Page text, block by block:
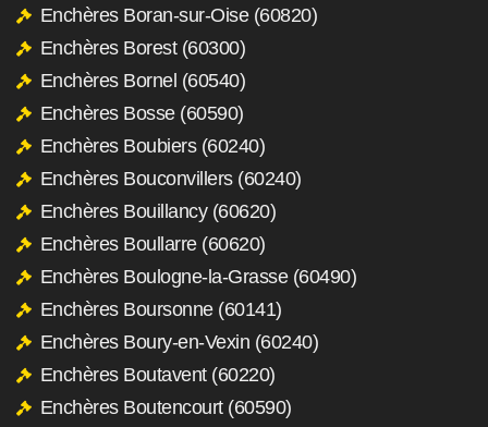
Enchères Boran-sur-Oise (60820)
Enchères Borest (60300)
Enchères Bornel (60540)
Enchères Bosse (60590)
Enchères Boubiers (60240)
Enchères Bouconvillers (60240)
Enchères Bouillancy (60620)
Enchères Boullarre (60620)
Enchères Boulogne-la-Grasse (60490)
Enchères Boursonne (60141)
Enchères Boury-en-Vexin (60240)
Enchères Boutavent (60220)
Enchères Boutencourt (60590)